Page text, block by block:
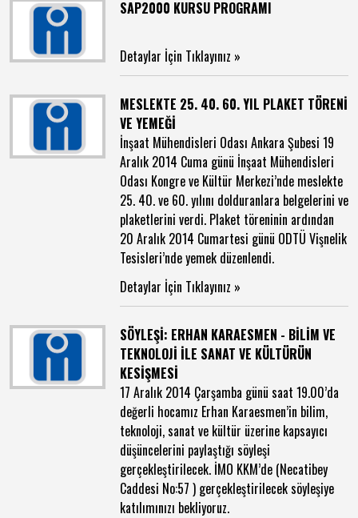
SAP2000 KURSU PROGRAMI
Detaylar İçin Tıklayınız »
MESLEKTE 25. 40. 60. YIL PLAKET TÖRENİ
VE YEMEĞİ
İnşaat Mühendisleri Odası Ankara Şubesi 19
Aralık 2014 Cuma günü İnşaat Mühendisleri
Odası Kongre ve Kültür Merkezi’nde meslekte
25. 40. ve 60. yılını dolduranlara belgelerini ve
plaketlerini verdi. Plaket töreninin ardından
20 Aralık 2014 Cumartesi günü ODTÜ Vişnelik
Tesisleri’nde yemek düzenlendi.
Detaylar İçin Tıklayınız »
SÖYLEŞİ: ERHAN KARAESMEN - BİLİM VE
TEKNOLOJİ İLE SANAT VE KÜLTÜRÜN
KESİŞMESİ
17 Aralık 2014 Çarşamba günü saat 19.00’da
değerli hocamız Erhan Karaesmen’in bilim,
teknoloji, sanat ve kültür üzerine kapsayıcı
düşüncelerini paylaştığı söyleşi
gerçekleştirilecek. İMO KKM’de (Necatibey
Caddesi No:57 ) gerçekleştirilecek söyleşiye
katılımınızı bekliyoruz.